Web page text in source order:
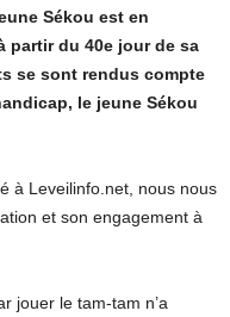
Sékou est en
partir du 40e jour de sa
se sont rendus compte
le jeune Sékou
à Leveilinfo.net, nous nous
et son engagement à
jouer le tam-tam n’a